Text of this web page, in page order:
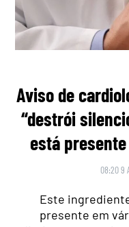
Aviso de
“destrói
está
08:20 9
Este
presente em